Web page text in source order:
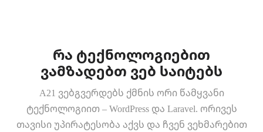
რა ტექნოლოგიებით
ვამზადებთ ვებ საიტებს
A21 ვებგვერდებს ქმნის ორი წამყვანი
ტექნოლოგიით – WordPress და Laravel. ორივეს
თავისი უპირატესობა აქვს და ჩვენ ვეხმარებით